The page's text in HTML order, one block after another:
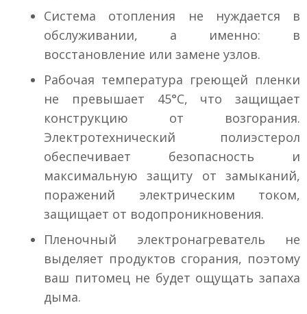
Система отопления не нуждается в
обслуживании, а именно: в
восстановление или замене узлов.
Рабочая температура греющей пленки
не превышает 45°С, что защищает
конструкцию от возгорания.
Электротехнический полиэстерол
обеспечивает безопасность и
максимальную защиту от замыканий,
поражений электрическим током,
защищает от водопроникновения.
Пленочный электронагреватель не
выделяет продуктов сгорания, поэтому
ваш питомец не будет ощущать запаха
дыма.